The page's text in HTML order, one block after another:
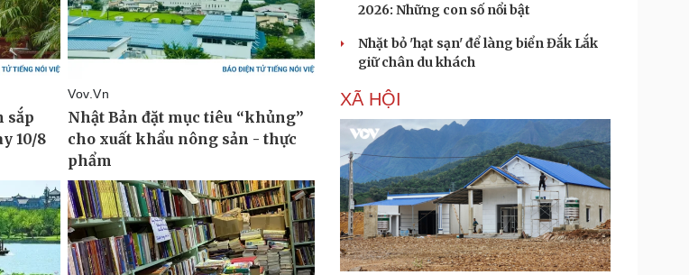
2026: Những con số nổi bật
Nhặt bỏ 'hạt sạn' để làng biển Đắk Lắk
giữ chân du khách
XÃ HỘI